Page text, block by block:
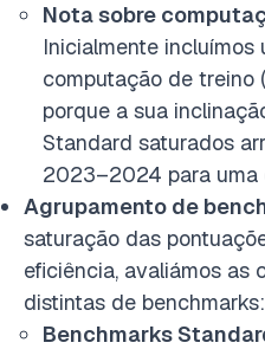
Nota sobre
Inicialmente incluímos
computação de treino
porque a sua
Standard saturados
2023–2024 para uma
Agrupamento de
saturação das
eficiência, avaliámos as
distintas de benchmarks:
Benchmarks